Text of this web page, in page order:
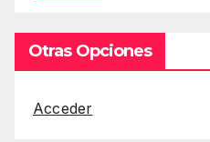
Otras Opciones
Acceder